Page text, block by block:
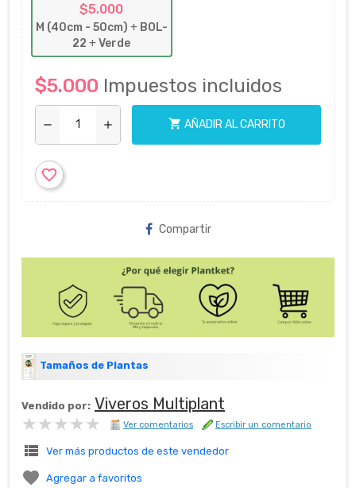
$5.000
M (40cm - 50cm) + BOL-
22 +Verde
$5.000 Impuestos incluidos
remove add shopping_cart AÑADIR AL CARRITO
favorite_border
Compartir
Tamaños de Plantas
Vendido por: Viveros Multiplant
★★★★★
★★★★★ Ver comentarios Escribir un comentario
view_list Ver más productos de este vendedor
 Agregar a favoritos